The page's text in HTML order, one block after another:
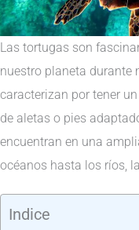
Las tortugas son
nuestro planeta durante
caracterizan por tener
de aletas o pies
encuentran en una
océanos hasta los ríos,
Indice